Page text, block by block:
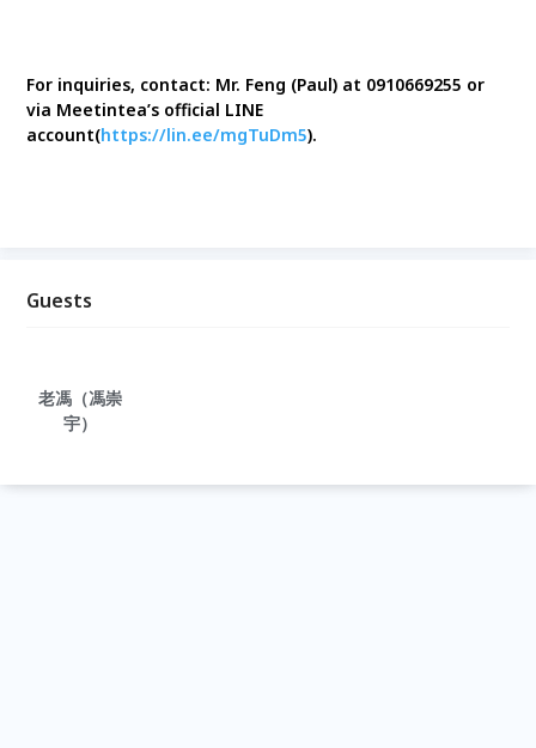
For inquiries, contact: Mr. Feng (Paul) at 0910669255 or
via Meetintea’s official LINE
account(https://lin.ee/mgTuDm5).
Guests
老馮（馮崇
宇）